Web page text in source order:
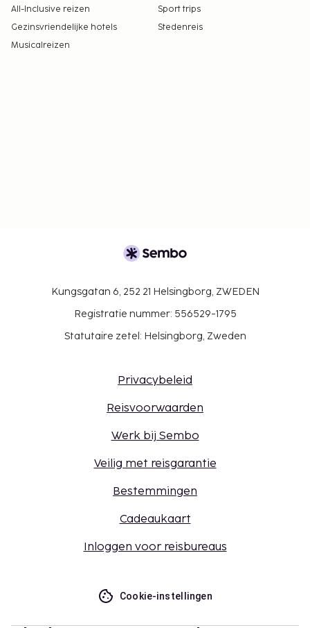
All-Inclusive reizen
Sport trips
Gezinsvriendelijke hotels
Stedenreis
Musicalreizen
Kungsgatan 6, 252 21 Helsingborg, ZWEDEN
Registratie nummer: 556529-1795
Statutaire zetel: Helsingborg, Zweden
Privacybeleid
Reisvoorwaarden
Werk bij Sembo
Veilig met reisgarantie
Bestemmingen
Cadeaukaart
Inloggen voor reisbureaus
Cookie-instellingen